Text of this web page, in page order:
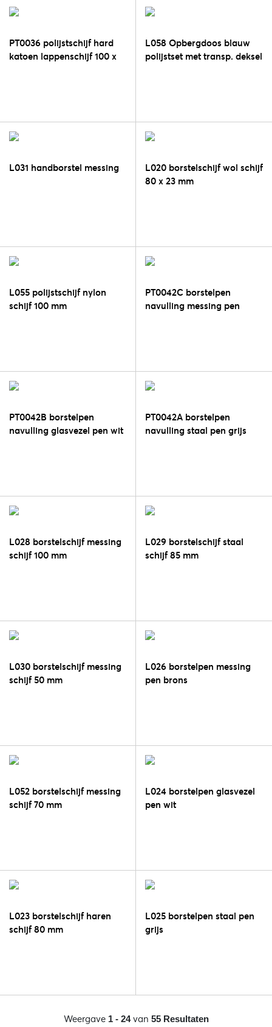
PT0036 polijstschijf hard
katoen lappenschijf 100 x
L058 Opbergdoos blauw
polijstset met transp. deksel
L031 handborstel messing
L020 borstelschijf wol schijf
80 x 23 mm
L055 polijstschijf nylon
schijf 100 mm
PT0042C borstelpen
navulling messing pen
PT0042B borstelpen
navulling glasvezel pen wit
PT0042A borstelpen
navulling staal pen grijs
L028 borstelschijf messing
schijf 100 mm
L029 borstelschijf staal
schijf 85 mm
L030 borstelschijf messing
schijf 50 mm
L026 borstelpen messing
pen brons
L052 borstelschijf messing
schijf 70 mm
L024 borstelpen glasvezel
pen wit
L023 borstelschijf haren
schijf 80 mm
L025 borstelpen staal pen
grijs
Weergave 1 - 24van 55 Resultaten